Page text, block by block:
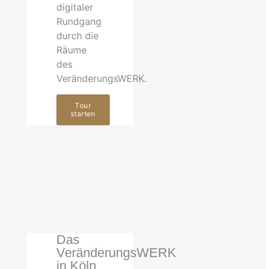
digitaler
Rundgang
durch die
Räume
des
VeränderungsWERK.
Tour
starten
Das
VeränderungsWERK
in Köln